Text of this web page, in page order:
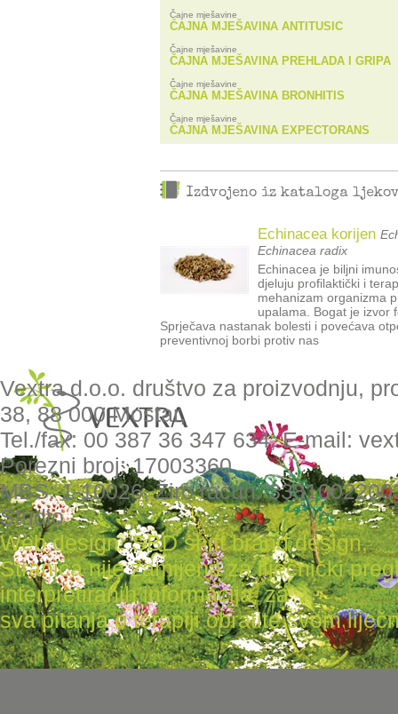
Čajne mješavine
ČAJNA MJEŠAVINA ANTITUSIC
Čajne mješavine
ČAJNA MJEŠAVINA PREHLADA I GRIPA
Čajne mješavine
ČAJNA MJEŠAVINA BRONHITIS
Čajne mješavine
ČAJNA MJEŠAVINA EXPECTORANS
Izdvojeno iz kataloga
Echinacea korijen
Echinacea radix
Echinacea je biljni
djeluju profilaktički i
mehanizam organizma
upalama. Bogat je izvor
Sprječava nastanak bolesti i povećava
preventivnoj borbi protiv nas
Vextra d.o.o. društvo za proizvodnju,
38, 88 000 Mostar,
Tel./fax: 00 387 36 347 634, E-mail:
Porezni broj: 17003360
MBS: 1-10026, Žiro račun:
Studio
Web design: SBD shift brand design,
Stranica nije zamijena za liječnički
interpretiranih informacija, za
sva pitanja o terapiji obratite svom